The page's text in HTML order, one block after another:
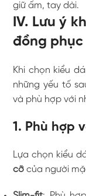
giữ ấm, tay dài.
IV. Lưu ý
đồng phục
Khi chọn kiểu
những yếu tố
và phù hợp với
1. Phù hợp
Lựa chọn kiểu
cỡ của người